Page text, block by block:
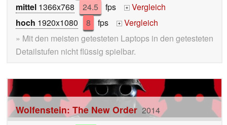
mittel 1366x768 24.5 fps +
Vergleich
hoch 1920x1080 8 fps +
Vergleich
» Mit den meisten getesteten Laptops in den getesteten
Detailstufen nicht flüssig spielbar.
Wolfenstein: The New Order 2014